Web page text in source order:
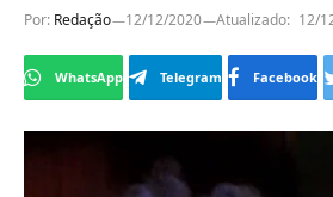
Por: Redação 12/12/2020 Atualizado: 12/
WhatsApp Telegram Facebook